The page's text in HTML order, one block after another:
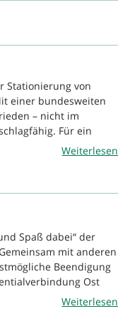
Stationierung von
einer bundesweiten
– nicht im
Für ein
Weiterlesen
Spaß dabei“ der
mit anderen
Beendigung
Ost
Weiterlesen